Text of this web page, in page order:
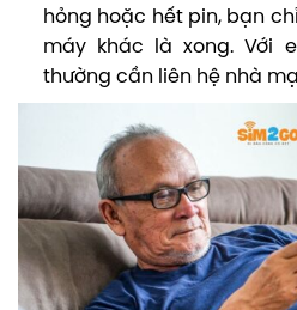
hỏng hoặc hết pin, bạn
máy khác là xong. Với
thường cần liên hệ nhà